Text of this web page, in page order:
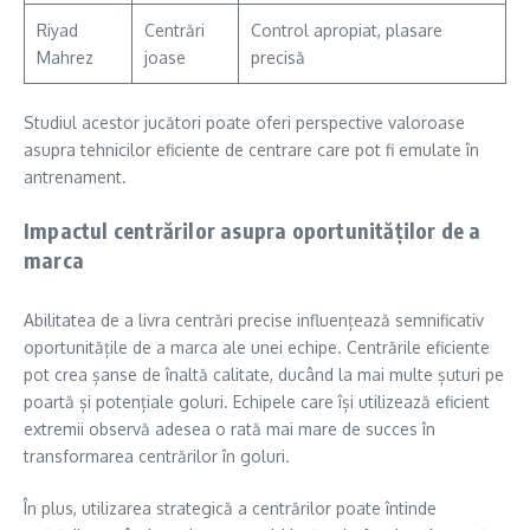
Riyad
Mahrez
Centrări
joase
Control apropiat, plasare
precisă
Studiul acestor jucători poate oferi perspective valoroase
asupra tehnicilor eficiente de centrare care pot fi emulate în
antrenament.
Impactul centrărilor asupra oportunităților de a
marca
Abilitatea de a livra centrări precise influențează semnificativ
oportunitățile de a marca ale unei echipe. Centrările eficiente
pot crea șanse de înaltă calitate, ducând la mai multe șuturi pe
poartă și potențiale goluri. Echipele care își utilizează eficient
extremii observă adesea o rată mai mare de succes în
transformarea centrărilor în goluri.
În plus, utilizarea strategică a centrărilor poate întinde